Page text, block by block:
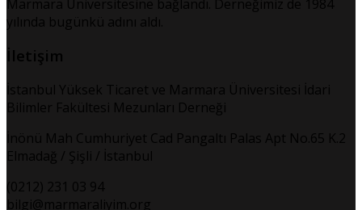
Marmara Üniversitesine bağlandı. Derneğimiz de 1984
yılında bugünkü adını aldı.
İletişim
İstanbul Yüksek Ticaret ve Marmara Üniversitesi İdari
Bilimler Fakültesi Mezunları Derneği
İnönü Mah Cumhuriyet Cad Pangaltı Palas Apt No.65 K.2
Elmadağ / Şişli / İstanbul
(0212) 231 03 94
bilgi@marmaraliyim.org